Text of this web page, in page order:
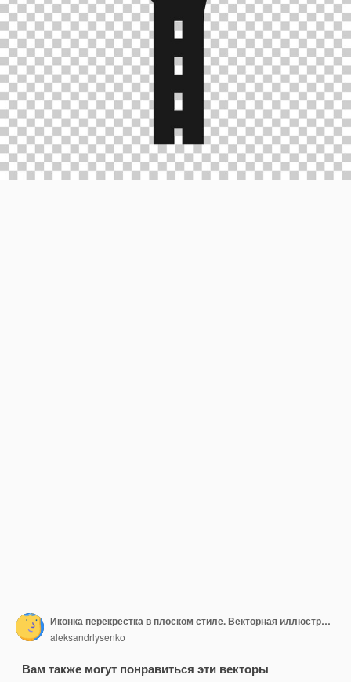
Иконка перекрестка в плоском стиле. Векторная иллюстрация направления дороги на белом изолированном фоне. Найдите бизнес-концепцию положения булавки
aleksandrlysenko
Вам также могут понравиться эти векторы